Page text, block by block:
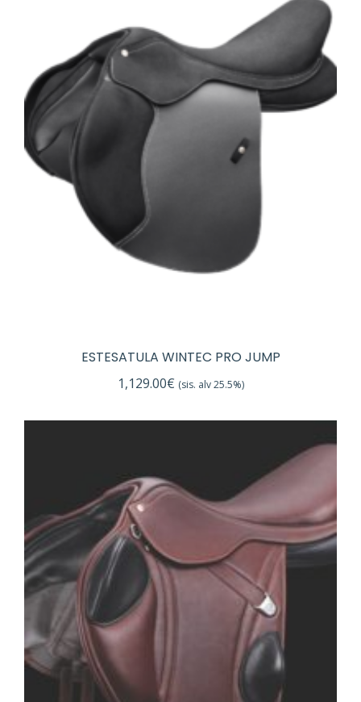
ESTESATULA WINTEC PRO JUMP
1,129.00€ (sis. alv 25.5%)